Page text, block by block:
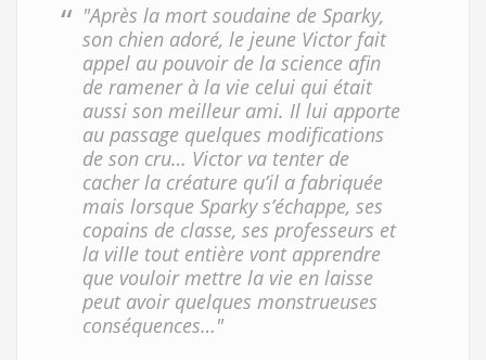
"Après la mort soudaine de Sparky,
son chien adoré, le jeune Victor fait
appel au pouvoir de la science afin
de ramener à la vie celui qui était
aussi son meilleur ami. Il lui apporte
au passage quelques modifications
de son cru… Victor va tenter de
cacher la créature qu’il a fabriquée
mais lorsque Sparky s’échappe, ses
copains de classe, ses professeurs et
la ville tout entière vont apprendre
que vouloir mettre la vie en laisse
peut avoir quelques monstrueuses
conséquences…"